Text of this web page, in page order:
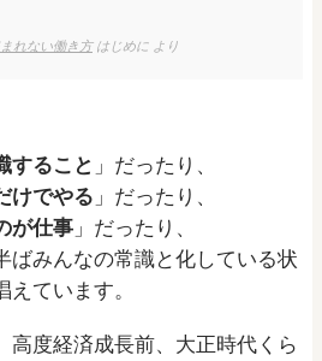
れない働き方はじめに より
すること 」だったり、
けでやる 」だったり、
が仕事 」だったり、
ばみんなの常識と化している状
ています。
高度経済成長前、大正時代くら